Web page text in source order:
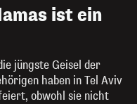
ist ein
jüngste Geisel der
haben in Tel Aviv
obwohl sie nicht